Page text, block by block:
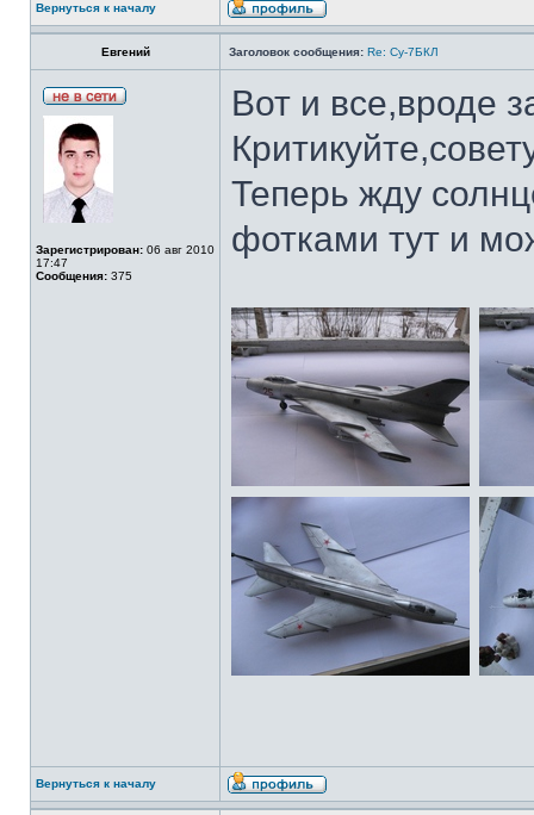
Вернуться к началу
Евгений Заголовок сообщения: Re: Су-7БКЛ
Зарегистрирован: 06 авг 2010
17:47
Сообщения: 375
Вот и все,вроде
Теперь жду
фотками тут и
Вернуться к началу